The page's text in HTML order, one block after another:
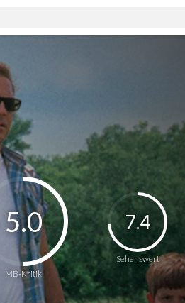
MB-Kritik
5.0
Sehenswert
7.4